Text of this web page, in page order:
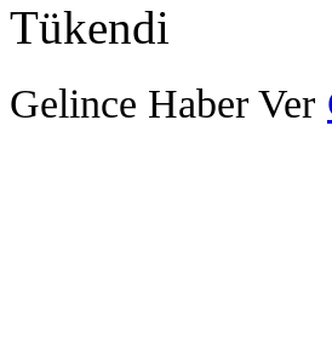
Tükendi
Gelince Haber Ver